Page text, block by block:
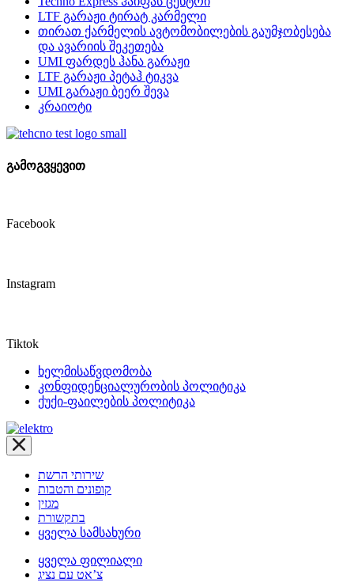
LTF გარაჟი ტირატ კარმელი
თირათ ქარმელის ავტომობილების გაუმჯობესება
და ავარიის შეკეთება
UMI ფარდეს ჰანა გარაჟი
LTF გარაჟი პეტაჰ ტიკვა
UMI გარაჟი ბეერ შევა
კრაიოტი
გამოგვყევით
Facebook
Instagram
Tiktok
ხელმისაწვდომობა
კონფიდენციალურობის პოლიტიკა
ქუქი-ფაილების პოლიტიკა
שירותי הרשת
קופונים והטבות
מגזין
בתקשורת
ყველა სამსახური
ყველა ფილიალი
צ’אט עם נציג